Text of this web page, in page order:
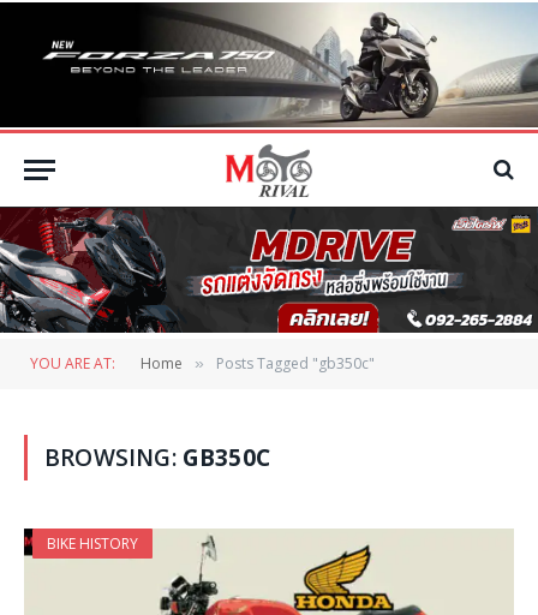
YOU ARE AT: Home » Posts Tagged "gb350c"
BROWSING: GB350C
BIKE HISTORY